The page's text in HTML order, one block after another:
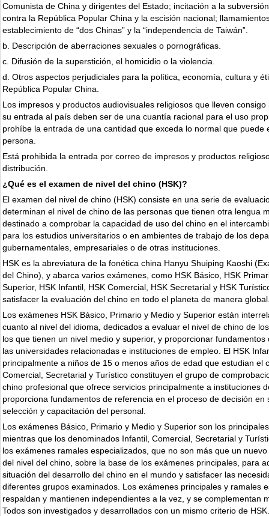
Comunista de China y dirigentes del Estado; incitación a la
contra la República Popular China y la escisión nacional;
establecimiento de “dos Chinas” y la “independencia de Taiwán”.
b. Descripción de aberraciones sexuales o pornográficas.
c. Difusión de la superstición, el homicidio o la violencia.
d. Otros aspectos perjudiciales para la política, economía, cultura y
República Popular China.
Los impresos y productos audiovisuales religiosos que lleven
su entrada al país deben ser de una cuantía racional para el uso
prohíbe la entrada de una cantidad que exceda lo normal que puede
persona.
Está prohibida la entrada por correo de impresos y productos
distribución.
¿Qué es el examen de nivel del chino (HSK)?
El examen del nivel de chino (HSK) consiste en una serie de
determinan el nivel de chino de las personas que tienen otra lengua
destinado a comprobar la capacidad de uso del chino en el
para los estudios universitarios o en ambientes de trabajo de los
gubernamentales, empresariales o de otras instituciones.
HSK es la abreviatura de la fonética china Hanyu Shuiping Kaoshi
del Chino), y abarca varios exámenes, como HSK Básico, HSK
Superior, HSK Infantil, HSK Comercial, HSK Secretarial y HSK
satisfacer la evaluación del chino en todo el planeta de manera
Los exámenes HSK Básico, Primario y Medio y Superior están
cuanto al nivel del idioma, dedicados a evaluar el nivel de chino de
los que tienen un nivel medio y superior, y proporcionar fundamentos
las universidades relacionadas e instituciones de empleo. El HSK
principalmente a niños de 15 o menos años de edad que estudian el
Comercial, Secretarial y Turístico constituyen el grupo de
chino profesional que ofrece servicios principalmente a instituciones
proporciona fundamentos de referencia en el proceso de decisión en
selección y capacitación del personal.
Los exámenes Básico, Primario y Medio y Superior son los
mientras que los denominados Infantil, Comercial, Secretarial y
los exámenes ramales especializados, que no son más que un
del nivel del chino, sobre la base de los exámenes principales, para
situación del desarrollo del chino en el mundo y satisfacer las
diferentes grupos examinados. Los exámenes principales y ramales
respaldan y mantienen independientes a la vez, y se complementan
Todos son investigados y desarrollados con un mismo criterio de HSK.